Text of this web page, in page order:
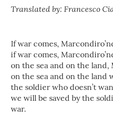
Translated by: Francesco
If war comes,
if war comes,
on the sea and on the land,
on the sea and on the land
the soldier who doesn’t
we will be saved by the
war.